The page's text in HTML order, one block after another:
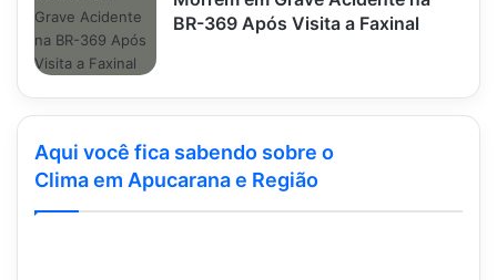
BR-369 Após Visita a Faxinal
Aqui você fica sabendo sobre o
Clima em Apucarana e Região